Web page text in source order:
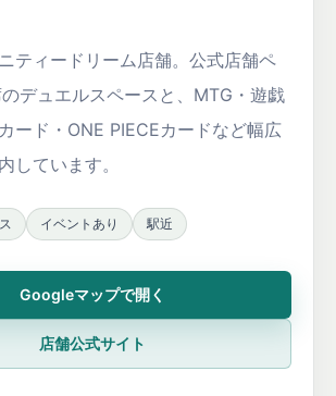
ティードリーム店舗。公式店舗ペ
デュエルスペースと、MTG・遊戯
ード・ONE PIECEカードなど幅広
しています。
イベントあり 駅近
Googleマップで開く
店舗公式サイト